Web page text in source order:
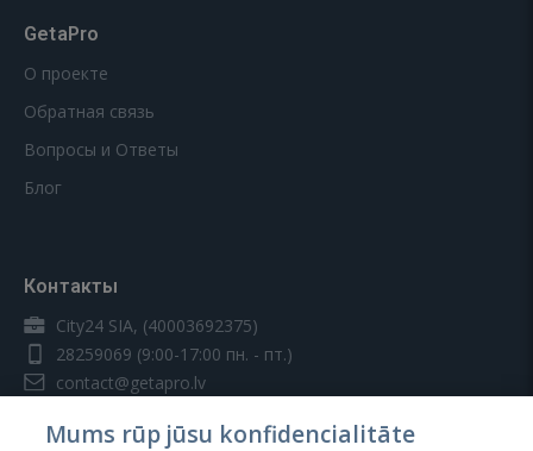
GetaPro
О проекте
Обратная связь
Вопросы и Ответы
Блог
Контакты
City24 SIA, (40003692375)
28259069 (9:00-17:00 пн. - пт.)
contact@getapro.lv
Mums rūp jūsu konfidencialitāte